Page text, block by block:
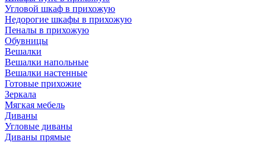
Угловой шкаф в прихожую
Недорогие шкафы в прихожую
Пеналы в прихожую
Обувницы
Вешалки
Вешалки напольные
Вешалки настенные
Готовые прихожие
Зеркала
Мягкая мебель
Диваны
Угловые диваны
Диваны прямые